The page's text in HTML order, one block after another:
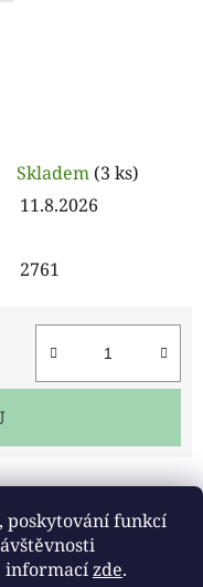
poskytování funkcí
informacízde.
Skladem (3 ks)
11.8.2026
2761